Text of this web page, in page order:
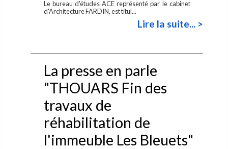
Le bureau d'études ACE représenté par le cabinet
d'Architecture FARDIN, est titul...
Lire la suite... >
La presse en parle
"THOUARS Fin des
travaux de
réhabilitation de
l'immeuble Les Bleuets"